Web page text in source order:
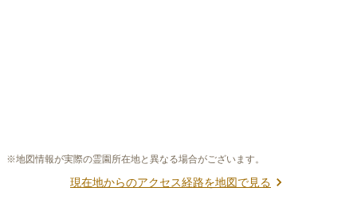
※地図情報が実際の霊園所在地と異なる場合がございます。
現在地からのアクセス経路を地図で見る